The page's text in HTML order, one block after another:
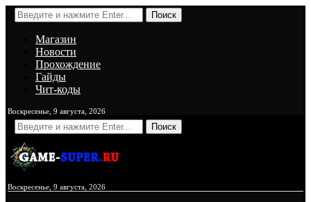
Поиск
Магазин
Новости
Прохождение
Гайды
Чит-коды
Воскресенье, 9 августа, 2026
Поиск
Воскресенье, 9 августа, 2026